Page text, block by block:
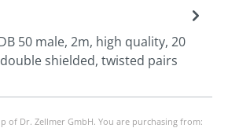
50 male, 2m, high quality, 20
double shielded, twisted pairs
of Dr. Zellmer GmbH. You are purchasing from: